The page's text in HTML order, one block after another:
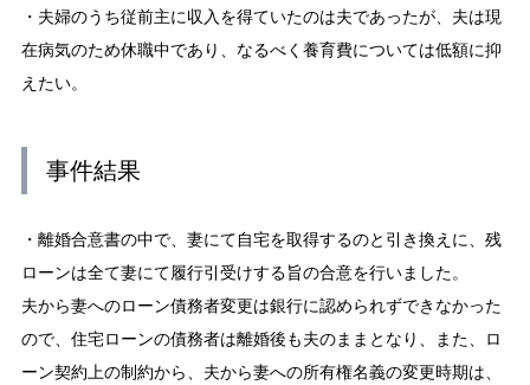
・夫婦のうち従前主に収入を得ていたのは夫であったが、夫は現
在病気のため休職中であり、なるべく養育費については低額に抑
えたい。
事件結果
・離婚合意書の中で、妻にて自宅を取得するのと引き換えに、残
ローンは全て妻にて履行引受けする旨の合意を行いました。
夫から妻へのローン債務者変更は銀行に認められずできなかった
ので、住宅ローンの債務者は離婚後も夫のままとなり、また、ロ
ーン契約上の制約から、夫から妻への所有権名義の変更時期は、